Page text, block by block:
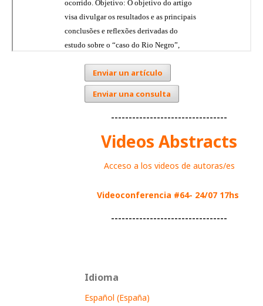
Enviar un artículo
Enviar una consulta
---------------------------------
Videos Abstracts
Acceso a los videos de autoras/es
Videoconferencia #64- 24/07 17hs
---------------------------------
Idioma
Español (España)